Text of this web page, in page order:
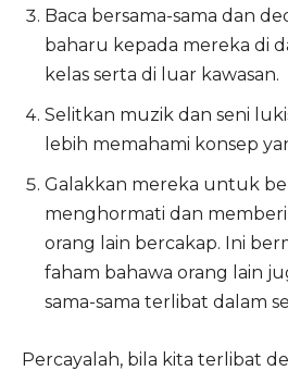
Baca bersama-sama dan
baharu kepada mereka di
kelas serta di luar kawasan.
Selitkan muzik dan seni
lebih memahami konsep
Galakkan mereka untuk
menghormati dan
orang lain bercakap. Ini
faham bahawa orang lain
sama-sama terlibat dalam
Percayalah, bila kita terlibat